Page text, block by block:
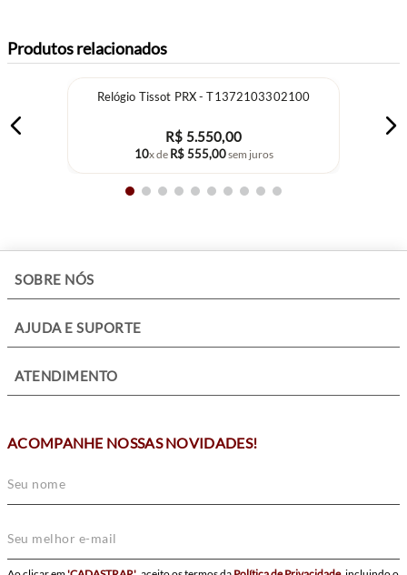
Produtos relacionados
Relógio Tissot PRX - T1372103302100
R$ 5.550,00
10x de R$ 555,00sem juros
SOBRE NÓS
AJUDA E SUPORTE
ATENDIMENTO
ACOMPANHE NOSSAS NOVIDADES!